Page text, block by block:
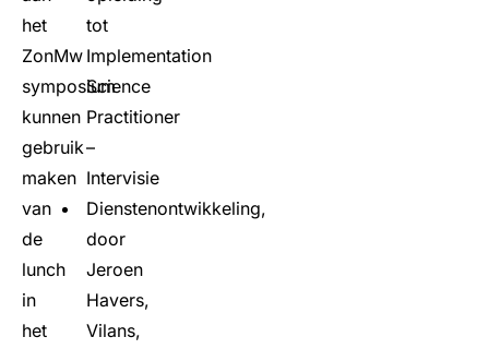
het
ZonMw
symposium
kunnen
gebruik
maken
van
de
lunch
in
het
tot
Implementation
Science
Practitioner
–
Intervisie
Dienstenontwikkeling,
door
Jeroen
Havers,
Vilans,